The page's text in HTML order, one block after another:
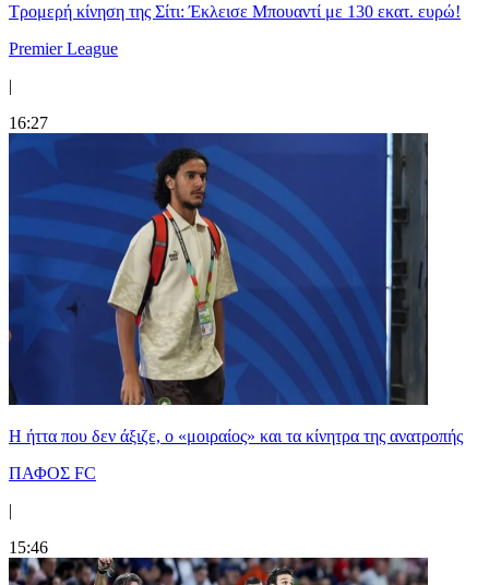
Τρομερή κίνηση της Σίτι: Έκλεισε Μπουαντί με 130 εκατ. ευρώ!
Premier League
|
16:27
Η ήττα που δεν άξιζε, ο «μοιραίος» και τα κίνητρα της ανατροπής
ΠΑΦΟΣ FC
|
15:46